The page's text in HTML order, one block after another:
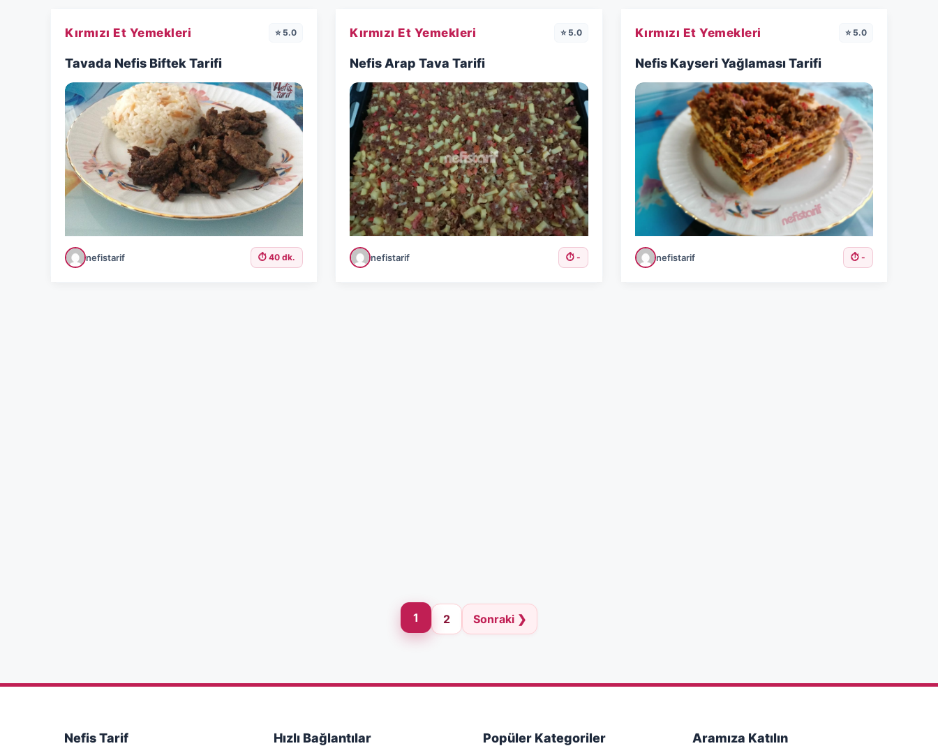
Kırmızı Et Yemekleri ⭐ 5.0
Tavada Nefis Biftek Tarifi
nefistarif ⏱️ 40 dk.
Kırmızı Et Yemekleri ⭐ 5.0
Nefis Arap Tava Tarifi
nefistarif ⏱️ -
Kırmızı Et Yemekleri ⭐ 5.0
Nefis Kayseri Yağlaması Tarifi
nefistarif ⏱️ -
1 2 Sonraki ❯
Nefis Tarif Hızlı Bağlantılar Popüler Kategoriler Aramıza Katılın